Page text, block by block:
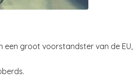
een groot voorstandster van de EU,